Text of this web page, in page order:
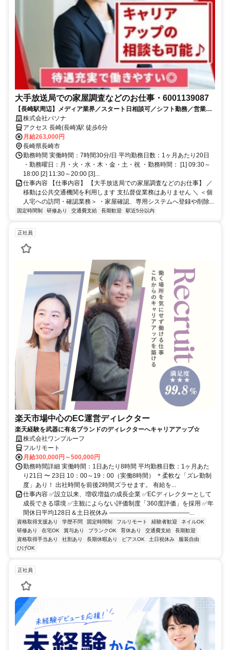
大手放送局での家屋調査などのお仕事・6001139087
【長崎駅周辺】メディア業界／スタート日相談可／シフト勤務／営業の
お仕事です
株式会社パソナ
アクセス 長崎(長崎)駅 徒歩6分
月給263,000円
長崎県長崎市
勤務時間 実働時間：7時間30分/日 平均勤務日数：1ヶ月あたり20日
・勤務曜日：月・火・水・木・金・土・祝 ・勤務時間： [1] 09:30～
18:00 [2] 11:30～20:00 [3]...
仕事内容 【仕事内容】 【大手放送局での家屋調査などのお仕事】 ／
移動は公共交通機関を利用します 支払督促業務はありません ＼ ＜個
人宅への訪問・確認業務＞ ・家屋確認、専用システムへ登録や削除...
固定時間制 研修あり 交通費支給 長期歓迎 駅近5分以内
正社員
楽天市場中心のEC運営ディレクター
楽天経験を武器に有名ブランドのディレクターへキャリアアップ☆
株式会社ワンプルーフ
フルリモート
月給300,000円～500,000円
勤務時間詳細 実働時間：1日あたり8時間 平均勤務日数：1ヶ月あた
り21日 〜 23日 10：00～19：00（実働8時間） ＊柔軟な「ズレ勤制
度」あり！ 出社時間を前後2時間ズラせます。 有給を...
仕事内容 ✅設立以来、増収増益の成長企業 ✅ECディレクターとして
成長できる環境 ✅主観によらない評価制度「360度評価」を採用 ✅年
間休日平均128日＆土日祝休み ―――――――――――――...
資格取得支援あり 学歴不問 固定時間制 フルリモート 経験者歓迎
ネイルOK
研修あり
在宅OK 賞与あり ブランクOK 育休あり 交通費支給
長期歓迎
資格取得手当あり
社割あり 長期休暇あり ピアスOK 土日祝休み
服装自由
ひげOK
正社員